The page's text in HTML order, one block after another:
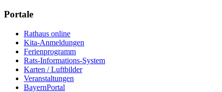
Portale
Rathaus online
Kita-Anmeldungen
Ferienprogramm
Rats-Informations-System
Karten / Luftbilder
Veranstaltungen
BayernPortal